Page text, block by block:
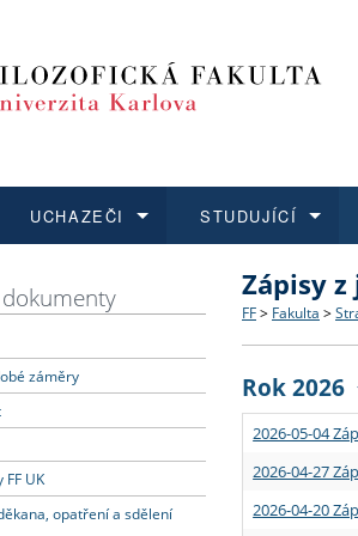
Struktura
Strategie
Podpora
UCHAZEČI
Co
Učitelské
STUDUJÍCÍ
Rigorózní
O vědě a
Granty a
Aktuální
záměry
UK
opatření a sdělení
Zápisy
FF > Fakulta >
Rok 2026
2026-05-04
2026-04-27
2026-04-20